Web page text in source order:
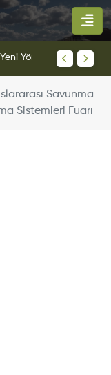
Savunma
Sistemleri Fuarı